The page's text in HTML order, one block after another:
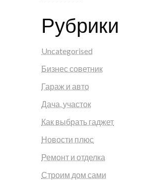
Рубрики
Uncategorised
Бизнес советник
Гараж и авто
Дача, участок
Как выбрать гаджет
Новости плюс
Ремонт и отделка
Строим дом сами